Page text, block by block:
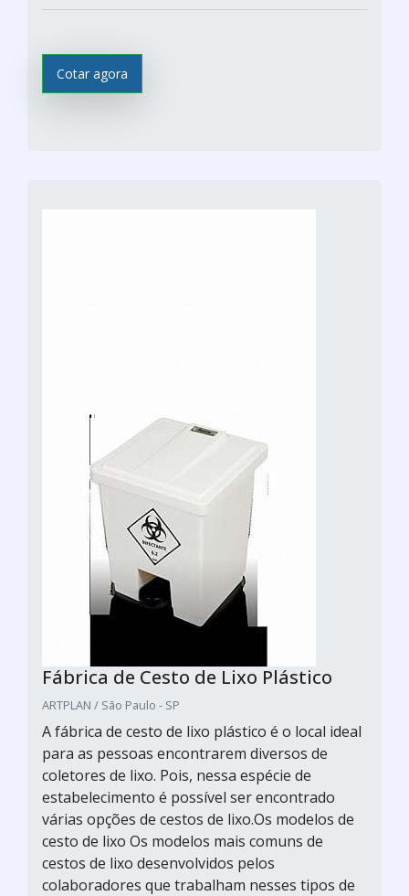
Cotar agora
Fábrica de Cesto de Lixo Plástico
ARTPLAN / São Paulo - SP
A fábrica de cesto de lixo plástico é o local ideal
para as pessoas encontrarem diversos de
coletores de lixo. Pois, nessa espécie de
estabelecimento é possível ser encontrado
várias opções de cestos de lixo.Os modelos de
cesto de lixo Os modelos mais comuns de
cestos de lixo desenvolvidos pelos
colaboradores que trabalham nesses tipos de